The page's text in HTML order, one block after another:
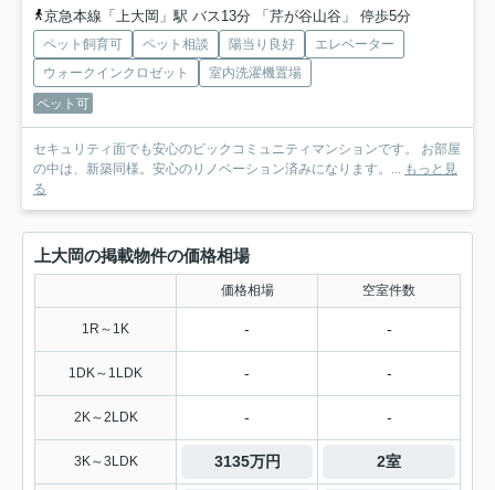
京急本線「上大岡」駅 バス13分 「芹が谷山谷」 停歩5分
ペット飼育可 ペット相談 陽当り良好
エレベーター
ウォークインクロゼット
室内洗濯機置場
ペット可
セキュリティ面でも安心のビックコミュニティマンションです。 お部屋
の中は、新築同様。安心のリノベーション済みになります。... もっと見
る
上大岡の掲載物件の価格相場
価格相場 空室件数
1R～1K - -
1DK～1LDK - -
2K～2LDK - -
3K～3LDK 3135万円 2室